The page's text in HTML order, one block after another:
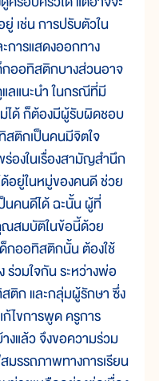
เช่น การปรับตัวใน
การแสดงออกทาง
ออทิสติกบางส่วนอาจ
ลแนะนำ ในกรณีที่มี
ม่ได้ ก็ต้องมีผู้รับผิดชอบ
สติกเป็นคนมีจิตใจ
องในเรื่องสามัญสำนึก
ด้อยู่ในหมู่ของคนดี ช่วย
นคนดีได้ ฉะนั้น ผู้ที่
ณสมบัติในข้อนี้ด้วย
กออทิสติกนั้น ต้องใช้
ร่วมใจกัน ระหว่างพ่อ
ติก และกลุ่มผู้รักษา ซึ่ง
ไขการพูด ครูการ
งแล้ว จึงขอความร่วม
รรถภาพทางการเรียน